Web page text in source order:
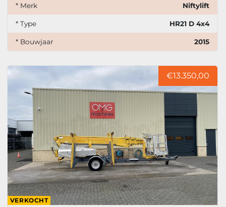
* Merk Niftylift
* Type HR21 D 4x4
* Bouwjaar 2015
€13.350,00
VERKOCHT